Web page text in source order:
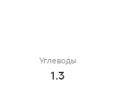
Углеводы
1.3